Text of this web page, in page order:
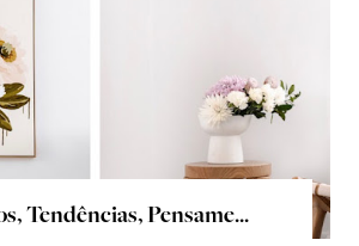
Tendências, Pensame...